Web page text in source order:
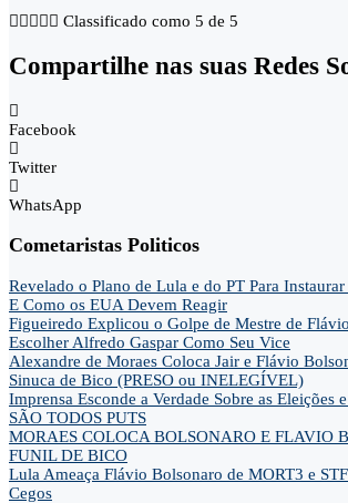
     Classificado como 5 de 5
Compartilhe nas suas Redes
Facebook
Twitter
WhatsApp
Cometaristas Politicos
Revelado o Plano de Lula e do PT Para
E Como os EUA Devem Reagir
Figueiredo Explicou o Golpe de Mestre de
Escolher Alfredo Gaspar Como Seu Vice
Alexandre de Moraes Coloca Jair e Flávio
Sinuca de Bico (PRESO ou INELEGÍVEL)
Imprensa Esconde a Verdade Sobre as Eleições
SÃO TODOS PUTS
MORAES COLOCA BOLSONARO E FLAVIO
FUNIL DE BICO
Lula Ameaça Flávio Bolsonaro de MORT3 e
Cegos